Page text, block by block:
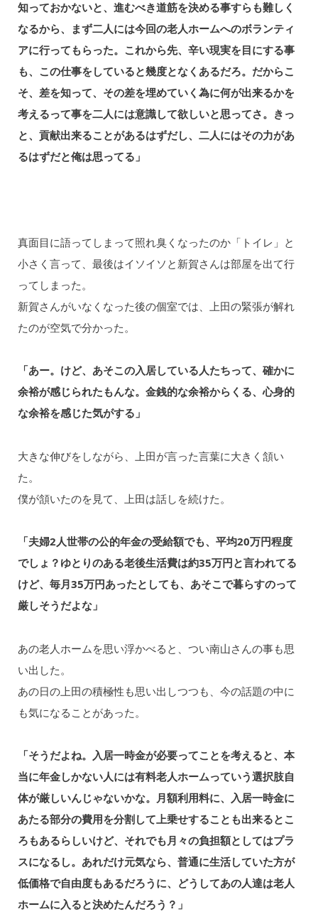
知っておかないと、進むべき道筋を決める事すらも難しく
なるから、まず二人には今回の老人ホームへのボランティ
アに行ってもらった。これから先、辛い現実を目にする事
も、この仕事をしていると幾度となくあるだろ。だからこ
そ、差を知って、その差を埋めていく為に何が出来るかを
考えるって事を二人には意識して欲しいと思ってさ。きっ
と、貢献出来ることがあるはずだし、二人にはその力があ
るはずだと俺は思ってる」
真面目に語ってしまって照れ臭くなったのか「トイレ」と
小さく言って、最後はイソイソと新賀さんは部屋を出て行
ってしまった。
新賀さんがいなくなった後の個室では、上田の緊張が解れ
たのが空気で分かった。
「あー。けど、あそこの入居している人たちって、確かに
余裕が感じられたもんな。金銭的な余裕からくる、心身的
な余裕を感じた気がする」
大きな伸びをしながら、上田が言った言葉に大きく頷い
た。
僕が頷いたのを見て、上田は話しを続けた。
「夫婦2人世帯の公的年金の受給額でも、平均20万円程度
でしょ？ゆとりのある老後生活費は約35万円と言われてる
けど、毎月35万円あったとしても、あそこで暮らすのって
厳しそうだよな」
あの老人ホームを思い浮かべると、つい南山さんの事も思
い出した。
あの日の上田の積極性も思い出しつつも、今の話題の中に
も気になることがあった。
「そうだよね。入居一時金が必要ってことを考えると、本
当に年金しかない人には有料老人ホームっていう選択肢自
体が厳しいんじゃないかな。月額利用料に、入居一時金に
あたる部分の費用を分割して上乗せすることも出来るとこ
ろもあるらしいけど、それでも月々の負担額としてはプラ
スになるし。あれだけ元気なら、普通に生活していた方が
低価格で自由度もあるだろうに、どうしてあの人達は老人
ホームに入ると決めたんだろう？」